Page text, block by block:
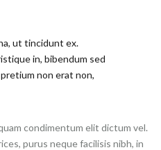
ut tincidunt ex.
in, bibendum sed
non erat non,
condimentum elit dictum vel.
purus neque facilisis nibh, in